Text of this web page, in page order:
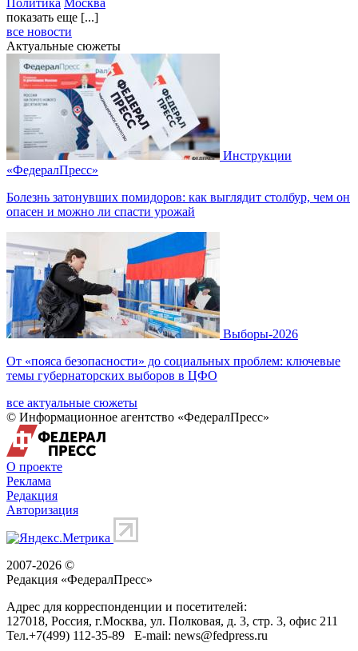
показать еще [...]
все новости
Актуальные сюжеты
Инструкции
«ФедералПресс»
Болезнь затонувших помидоров: как выглядит столбур, чем он
опасен и можно ли спасти урожай
Выборы-2026
От «пояса безопасности» до социальных проблем: ключевые
темы губернаторских выборов в ЦФО
все актуальные сюжеты
© Информационное агентство «ФедералПресс»
О проекте
Реклама
Редакция
Авторизация
2007-2026 ©
Редакция «ФедералПресс»
Адрес для корреспонденции и посетителей:
127018, Россия, г.Москва, ул. Полковая, д. 3, стр. 3, офис 211
Тел.+7(499) 112-35-89 E-mail: news@fedpress.ru